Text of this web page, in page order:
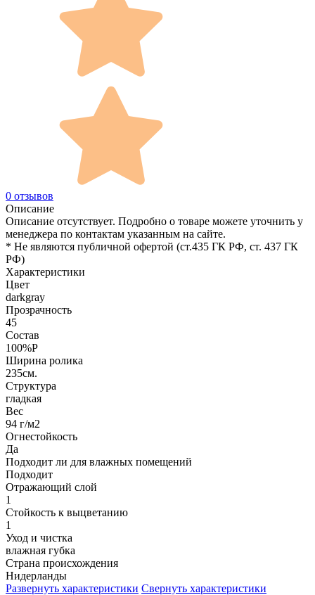
0 отзывов
Описание
Описание отсутствует. Подробно о товаре можете уточнить у
менеджера по контактам указанным на сайте.
* Не являются публичной офертой (ст.435 ГК РФ, cт. 437 ГК
РФ)
Характеристики
Цвет
darkgray
Прозрачность
45
Состав
100%P
Ширина ролика
235см.
Структура
гладкая
Вес
94 г/м2
Огнестойкость
Да
Подходит ли для влажных помещений
Подходит
Отражающий слой
1
Стойкость к выцветанию
1
Уход и чистка
влажная губка
Страна происхождения
Нидерланды
Развернуть характеристики Свернуть характеристики